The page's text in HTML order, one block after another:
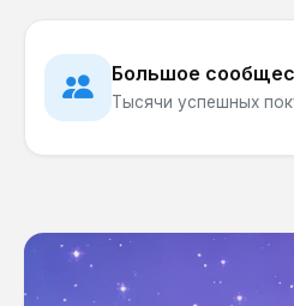
Большое
Тысячи успешных